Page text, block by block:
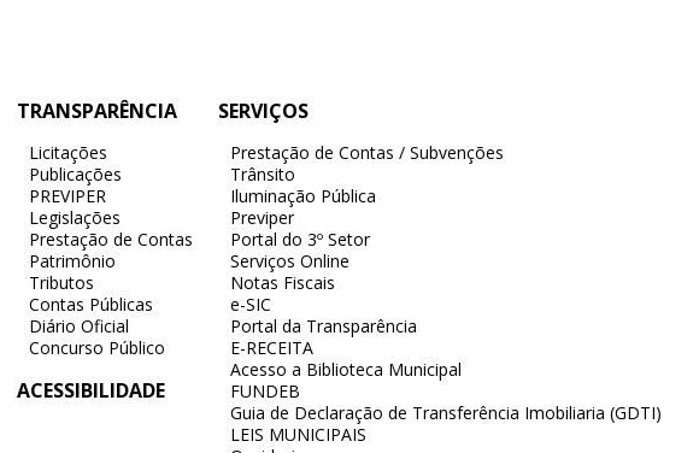
TRANSPARÊNCIA
Licitações
Publicações
PREVIPER
Legislações
Prestação de Contas
Patrimônio
Tributos
Contas Públicas
Diário Oficial
Concurso Público
ACESSIBILIDADE
SERVIÇOS
Prestação de Contas / Subvenções
Trânsito
Iluminação Pública
Previper
Portal do 3º Setor
Serviços Online
Notas Fiscais
e-SIC
Portal da Transparência
E-RECEITA
Acesso a Biblioteca Municipal
FUNDEB
Guia de Declaração de Transferência Imobiliaria (GDTI)
LEIS MUNICIPAIS